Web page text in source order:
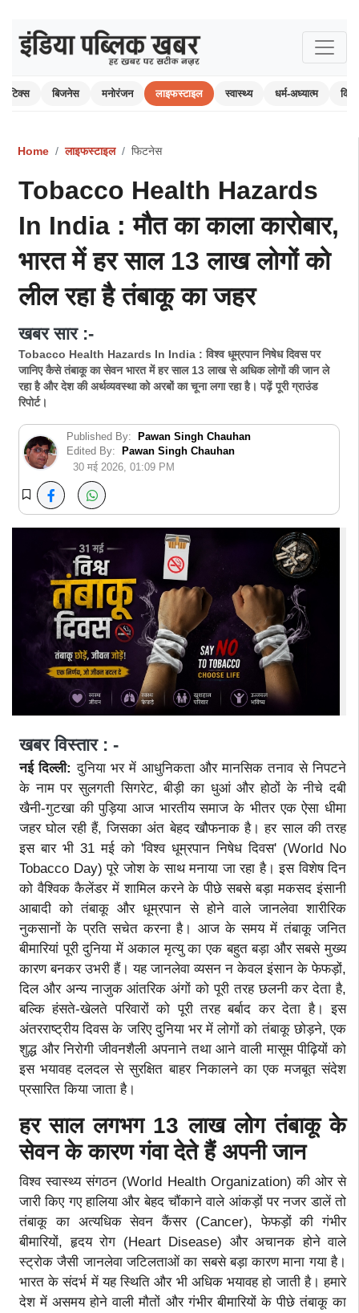
बिजनेस मनोरंजन लाइफस्टाइल स्वास्थ्य धर्म-अध्यात्म
Home लाइफस्टाइल फिटनेस
Tobacco Health Hazards
In India : मौत का काला कारोबार,
भारत में हर साल 13 लाख लोगों को
लील रहा है तंबाकू का जहर
खबर सार :-
Tobacco Health Hazards In India : विश्व धूम्रपान निषेध दिवस पर
जानिए कैसे तंबाकू का सेवन भारत में हर साल 13 लाख से अधिक लोगों की जान ले
रहा है और देश की अर्थव्यवस्था को अरबों का चूना लगा रहा है। पढ़ें पूरी ग्राउंड
रिपोर्ट।
Published By:
Pawan Singh Chauhan
Edited By:
Pawan Singh Chauhan
30 मई 2026, 01:09 PM
खबर विस्तार : -
नई दिल्ली:दुनिया भर में आधुनिकता और मानसिक तनाव से निपटने
के नाम पर सुलगती सिगरेट, बीड़ी का धुआं और होठों के नीचे दबी
खैनी-गुटखा की पुड़िया आज भारतीय समाज के भीतर एक ऐसा धीमा
जहर घोल रही हैं, जिसका अंत बेहद खौफनाक है। हर साल की तरह
इस बार भी 31 मई को 'विश्व धूम्रपान निषेध दिवस' (World No
Tobacco Day) पूरे जोश के साथ मनाया जा रहा है। इस विशेष दिन
को वैश्विक कैलेंडर में शामिल करने के पीछे सबसे बड़ा मकसद इंसानी
आबादी को तंबाकू और धूम्रपान से होने वाले जानलेवा शारीरिक
नुकसानों के प्रति सचेत करना है। आज के समय में तंबाकू जनित
बीमारियां पूरी दुनिया में अकाल मृत्यु का एक बहुत बड़ा और सबसे मुख्य
कारण बनकर उभरी हैं। यह जानलेवा व्यसन न केवल इंसान के फेफड़ों,
दिल और अन्य नाजुक आंतरिक अंगों को पूरी तरह छलनी कर देता है,
बल्कि हंसते-खेलते परिवारों को पूरी तरह बर्बाद कर देता है। इस
अंतरराष्ट्रीय दिवस के जरिए दुनिया भर में लोगों को तंबाकू छोड़ने, एक
शुद्ध और निरोगी जीवनशैली अपनाने तथा आने वाली मासूम पीढ़ियों को
इस भयावह दलदल से सुरक्षित बाहर निकालने का एक मजबूत संदेश
प्रसारित किया जाता है।
हर साल लगभग 13 लाख लोग तंबाकू के
सेवन के कारण गंवा देते हैं अपनी जान
विश्व स्वास्थ्य संगठन (World Health Organization) की ओर से
जारी किए गए हालिया और बेहद चौंकाने वाले आंकड़ों पर नजर डालें तो
तंबाकू का अत्यधिक सेवन कैंसर (Cancer), फेफड़ों की गंभीर
बीमारियों, हृदय रोग (Heart Disease) और अचानक होने वाले
स्ट्रोक जैसी जानलेवा जटिलताओं का सबसे बड़ा कारण माना गया है।
भारत के संदर्भ में यह स्थिति और भी अधिक भयावह हो जाती है। हमारे
देश में असमय होने वाली मौतों और गंभीर बीमारियों के पीछे तंबाकू का